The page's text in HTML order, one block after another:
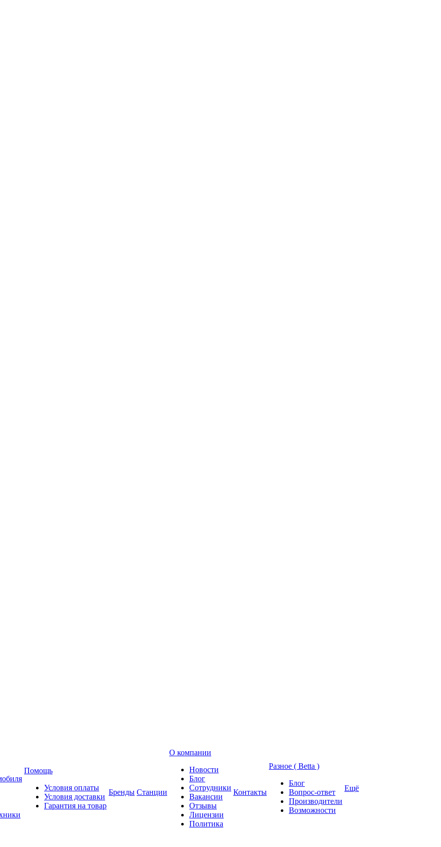
Помощь
Условия оплаты
Условия доставки
Гарантия на товар
Бренды Станции
О компании
Новости
Блог
Сотрудники
Вакансии
Отзывы
Лицензии
Политика
Контакты
Разное ( Betta )
Блог
Вопрос-ответ
Производители
Возможности
Ещё